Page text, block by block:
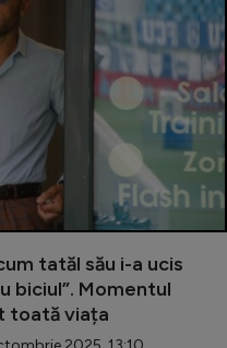
tatăl său i-a ucis
biciul”. Momentul
toată viața